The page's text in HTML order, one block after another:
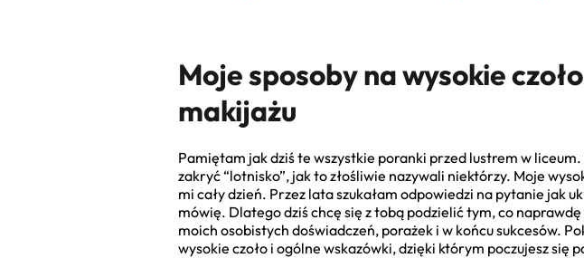
Moje sposoby na wysokie
makijażu
Pamiętam jak dziś te wszystkie poranki przed lustrem w
zakryć “lotnisko”, jak to złośliwie nazywali niektórzy. Moje
mi cały dzień. Przez lata szukałam odpowiedzi na pytanie jak
mówię. Dlatego dziś chcę się z tobą podzielić tym, co
moich osobistych doświadczeń, porażek i w końcu sukcesów.
wysokie czoło i ogólne wskazówki, dzięki którym poczujesz się